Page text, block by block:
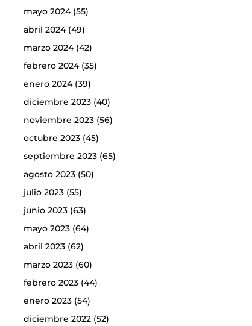
mayo 2024(55)
abril 2024(49)
marzo 2024(42)
febrero 2024(35)
enero 2024(39)
diciembre 2023(40)
noviembre 2023(56)
octubre 2023(45)
septiembre 2023(65)
agosto 2023(50)
julio 2023(55)
junio 2023(63)
mayo 2023(64)
abril 2023(62)
marzo 2023(60)
febrero 2023(44)
enero 2023(54)
diciembre 2022(52)